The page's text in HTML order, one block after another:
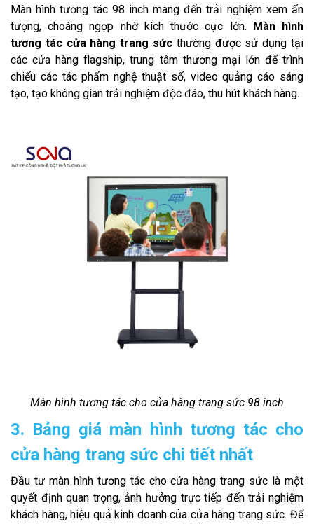
Màn hình tương tác 98 inch mang đến trải nghiệm xem ấn
tượng, choáng ngợp nhờ kích thước cực lớn. Màn hình
tương tác cửa hàng trang sức thường được sử dụng tại
các cửa hàng flagship, trung tâm thương mại lớn để trình
chiếu các tác phẩm nghệ thuật số, video quảng cáo sáng
tạo, tạo không gian trải nghiệm độc đáo, thu hút khách hàng.
Màn hình tương tác cho cửa hàng trang sức 98 inch
3. Bảng giá màn hình tương tác cho
cửa hàng trang sức chi tiết nhất
Đầu tư màn hình tương tác cho cửa hàng trang sức là một
quyết định quan trọng, ảnh hưởng trực tiếp đến trải nghiệm
khách hàng, hiệu quả kinh doanh của cửa hàng trang sức. Để